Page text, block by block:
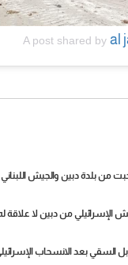
A post shared by al
من بلدة دبين والجيش
الإسرائيلي من دبين لا علاقة
السقي بعد الانسحاب